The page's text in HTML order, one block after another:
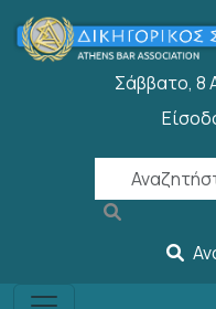
Παράκαμψη προς το
Σάββατο, 8